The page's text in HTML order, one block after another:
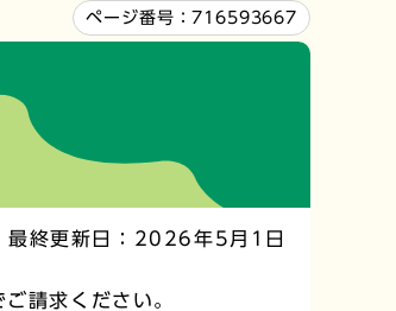
ページ番号： 716593667
最終更新日：2026年5月1日
請求ください。